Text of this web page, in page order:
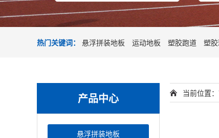
热门关键词： 悬浮拼装地板 运动地板 塑胶跑道 塑
产品中心
悬浮拼装地板
当前位置：